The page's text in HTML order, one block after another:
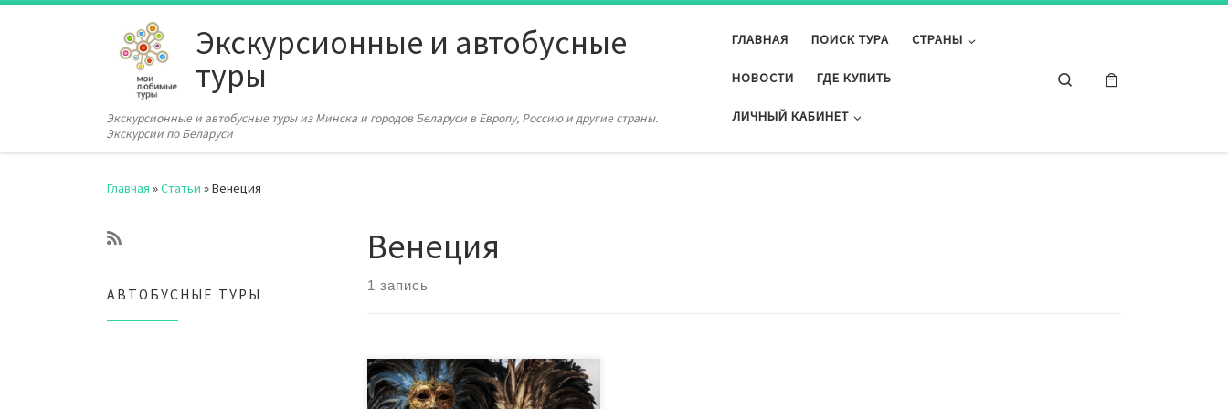
Перейти к содержимому
Экскурсионные и автобусные
туры
Экскурсионные и автобусные туры из Минска и городов Беларуси в Европу, Россию и другие страны.
Экскурсии по Беларуси
ГЛАВНАЯ ПОИСК ТУРА СТРАНЫ
НОВОСТИ ГДЕ КУПИТЬ
ЛИЧНЫЙ КАБИНЕТ
Search
Главная »Статьи »Венеция
Венеция
1 запись
Карнавал в Венеции 2019 это
многодневный праздник, яркий,
АВТОБУСНЫЕ ТУРЫ